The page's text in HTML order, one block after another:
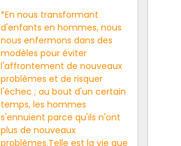
*En nous transformant
d'enfants en hommes, nous
nous enfermons dans des
modèles pour éviter
l'affrontement de nouveaux
problèmes et de risquer
l'échec ; au bout d'un certain
temps, les hommes
s'ennuient parce qu'ils n'ont
plus de nouveaux
problèmes.Telle est la vie que